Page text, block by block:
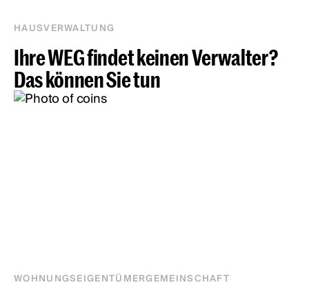
HAUSVERWALTUNG
Ihre WEG findet keinen Verwalter?
Das können Sie tun
WOHNUNGSEIGENTÜMERGEMEINSCHAFT